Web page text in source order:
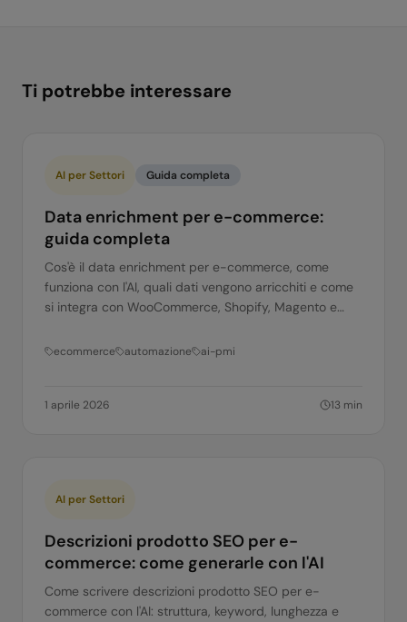
Ti potrebbe interessare
AI per Settori Guida completa
Data enrichment per e-commerce:
guida completa
Cos'è il data enrichment per e-commerce, come
funziona con l'AI, quali dati vengono arricchiti e come
si integra con WooCommerce, Shopify, Magento e
ecommerce automazione ai-pmi
1 aprile 2026 13 min
AI per Settori
Descrizioni prodotto SEO per e-
commerce: come generarle con l'AI
Come scrivere descrizioni prodotto SEO per e-
commerce con l'AI: struttura, keyword, lunghezza e